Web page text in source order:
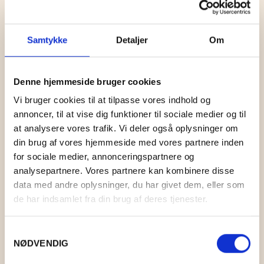
Samtykke Detaljer Om
Denne hjemmeside bruger cookies
Vi bruger cookies til at tilpasse vores indhold og
annoncer, til at vise dig funktioner til sociale medier og til
at analysere vores trafik. Vi deler også oplysninger om
din brug af vores hjemmeside med vores partnere inden
for sociale medier, annonceringspartnere og
analysepartnere. Vores partnere kan kombinere disse
data med andre oplysninger, du har givet dem, eller som
de har indsamlet fra din brug af deres tjenester.
NØDVENDIG
BLOMST AF FILT Ø2